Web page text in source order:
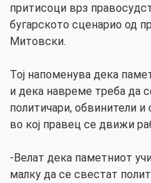
притисоци врз
бугарското сценарио од
Митовски.
Тој напоменува дека
и дека навреме треба да
политичари, обвинители и
во кој правец се движи
-Велат дека паметниот
малку да се свестат